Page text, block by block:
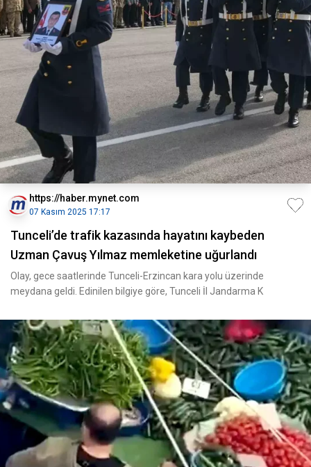
https://haber.mynet.com
07 Kasım 2025 17:17
Tunceli’de trafik kazasında hayatını kaybeden
Uzman Çavuş Yılmaz memleketine uğurlandı
Olay, gece saatlerinde Tunceli-Erzincan kara yolu üzerinde
meydana geldi. Edinilen bilgiye göre, Tunceli İl Jandarma K